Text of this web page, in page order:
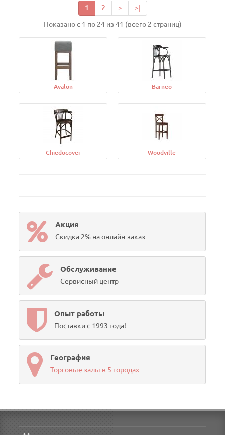
1 2 > >|
Показано с 1 по 24 из 41 (всего 2 страниц)
Avalon Barneo
Chiedocover Woodville
Акция
Скидка 2% на онлайн-заказ
Обслуживание
Сервисный центр
Опыт работы
Поставки с 1993 года!
География
Торговые залы в 5 городах